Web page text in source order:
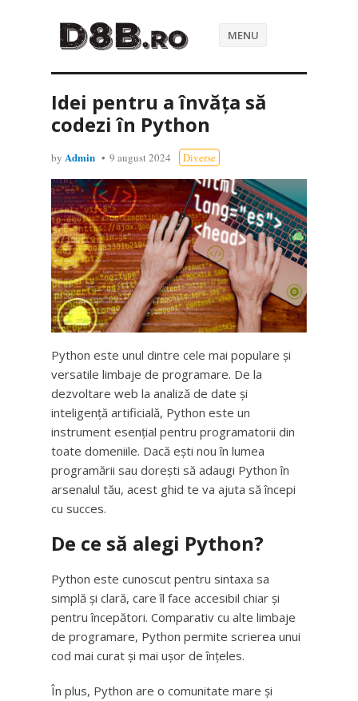
MENU
Idei pentru a învăța să
codezi în Python
by Admin 9 august 2024 Diverse
Python este unul dintre cele mai populare și
versatile limbaje de programare. De la
dezvoltare web la analiză de date și
inteligență artificială, Python este un
instrument esențial pentru programatorii din
toate domeniile. Dacă ești nou în lumea
programării sau dorești să adaugi Python în
arsenalul tău, acest ghid te va ajuta să începi
cu succes.
De ce să alegi Python?
Python este cunoscut pentru sintaxa sa
simplă și clară, care îl face accesibil chiar și
pentru începători. Comparativ cu alte limbaje
de programare, Python permite scrierea unui
cod mai curat și mai ușor de înțeles.
În plus, Python are o comunitate mare și